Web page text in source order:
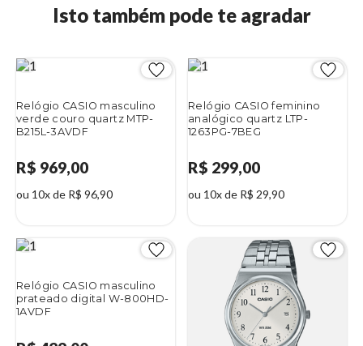
Isto também pode te agradar
Relógio CASIO masculino
verde couro quartz MTP-
B215L-3AVDF
R$ 969,00
ou 10x de R$ 96,90
Relógio CASIO feminino
analógico quartz LTP-
1263PG-7BEG
R$ 299,00
ou 10x de R$ 29,90
Relógio CASIO masculino
prateado digital W-800HD-
1AVDF